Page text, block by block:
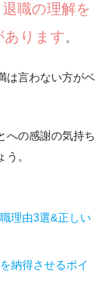
職の理解を
ります。
は言わない方がベ
への感謝の気持ち
。
理由3選&正しい
納得させるポイ